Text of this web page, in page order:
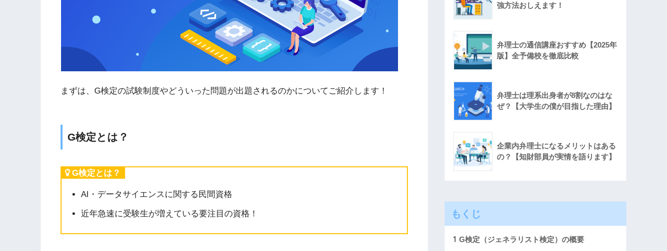
まずは、G検定の試験制度やどういった問題が出題されるのかについてご紹介します！
G検定とは？
G検定とは？
AI・データサイエンスに関する民間資格
近年急速に受験生が増えている要注目の資格！
強方法おしえます！
弁理士の通信講座おすすめ【2025年
版】全予備校を徹底比較
弁理士は理系出身者が8割なのはな
ぜ？【大学生の僕が目指した理由】
企業内弁理士になるメリットはある
の？【知財部員が実情を語ります】
もくじ
1 G検定（ジェネラリスト検定）の概要